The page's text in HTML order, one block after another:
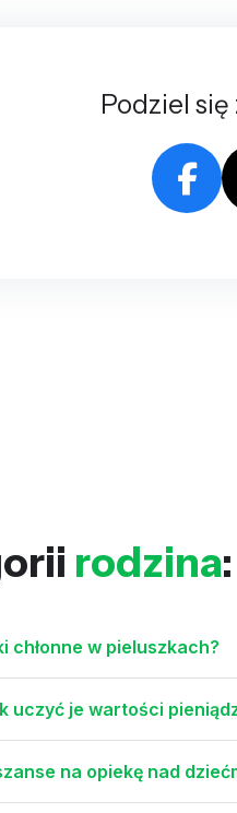
Podziel
rodzina:
chłonne w pieluszkach?
uczyć je wartości
na opiekę nad